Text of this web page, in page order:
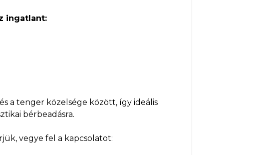
ingatlant:
a tenger közelsége között, így ideális
bérbeadásra.
vegye fel a kapcsolatot: